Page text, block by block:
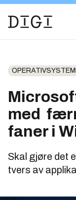
med
faner i
Skal gjøre det
tvers av